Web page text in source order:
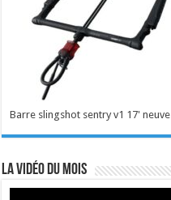
Barre slingshot sentry v1 17' neuve
La vidéo du mois